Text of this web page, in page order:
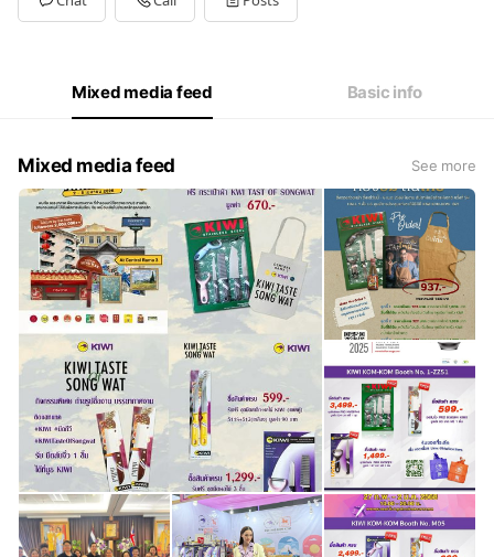
Mixed media feed Basic info
Mixed media feed See more